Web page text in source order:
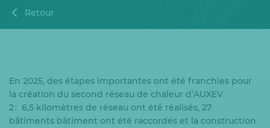
Retour
En 2025, des étapes importantes ont été franchies pour
la création du second réseau de chaleur d’AUXEV
2 : 6,5 kilomètres de réseau ont été réalisés, 27
bâtiments bâtiment ont été raccordés et la construction